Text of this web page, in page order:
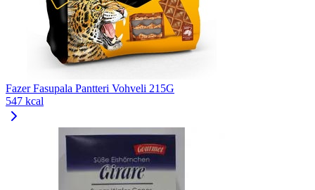
Fazer Fasupala Pantteri Vohveli 215G
547 kcal